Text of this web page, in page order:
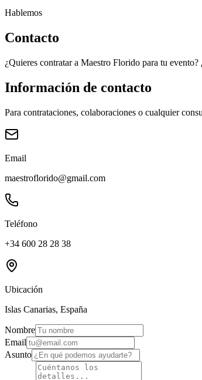
Hablemos
Contacto
¿Quieres contratar a Maestro Florido para tu
Información de contacto
Para contrataciones, colaboraciones o cualquier
Email
maestroflorido@gmail.com
Teléfono
+34 600 28 28 38
Ubicación
Islas Canarias, España
Nombre
Email
Asunto